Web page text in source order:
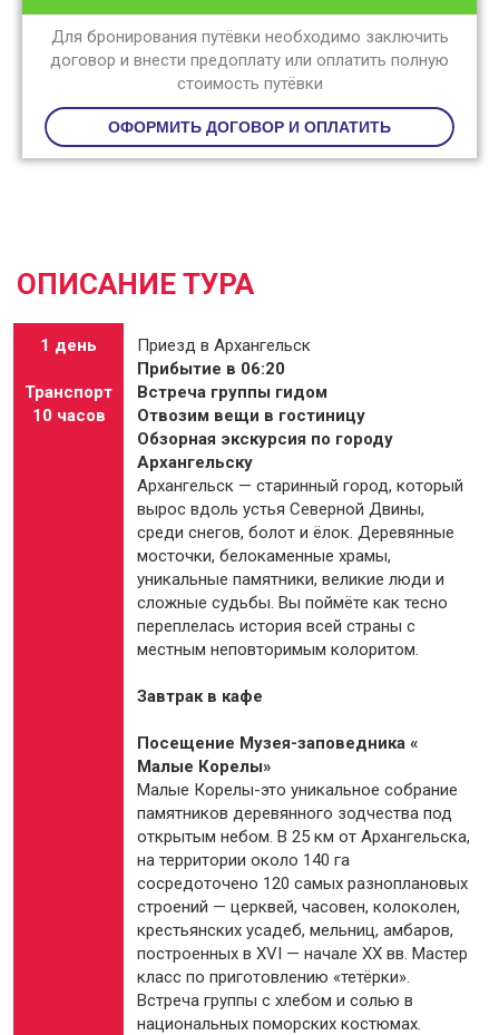
Для бронирования путёвки необходимо заключить
договор и внести предоплату или оплатить полную
стоимость путёвки
ОФОРМИТЬ ДОГОВОР И ОПЛАТИТЬ
ОПИСАНИЕ ТУРА
1 день
Транспорт
10 часов
Приезд в Архангельск
Прибытие в 06:20
Встреча группы гидом
Отвозим вещи в гостиницу
Обзорная экскурсия по городу
Архангельску
Архангельск — старинный город, который
вырос вдоль устья Северной Двины,
среди снегов, болот и ёлок. Деревянные
мосточки, белокаменные храмы,
уникальные памятники, великие люди и
сложные судьбы. Вы поймёте как тесно
переплелась история всей страны с
местным неповторимым колоритом.
Завтрак в кафе
Посещение Музея-заповедника «
Малые Корелы»
Малые Корелы-это уникальное собрание
памятников деревянного зодчества под
открытым небом. В 25 км от Архангельска,
на территории около 140 га
сосредоточено 120 самых разноплановых
строений — церквей, часовен, колоколен,
крестьянских усадеб, мельниц, амбаров,
построенных в XVI — начале XX вв. Мастер
класс по приготовлению «тетёрки».
Встреча группы с хлебом и солью в
национальных поморских костюмах.